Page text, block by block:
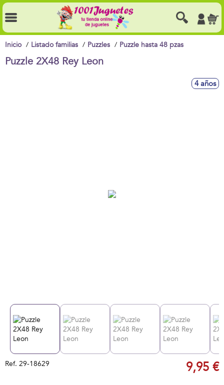
Inicio Listado familias Puzzles Puzzle hasta 48 pzas
Puzzle 2X48 Rey Leon
4 años
Ref. 29-18629 9,95 €